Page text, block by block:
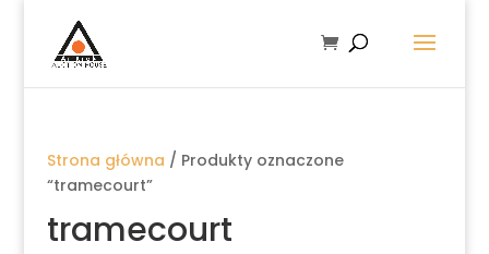
Strona główna / Produkty oznaczone
“tramecourt”
tramecourt